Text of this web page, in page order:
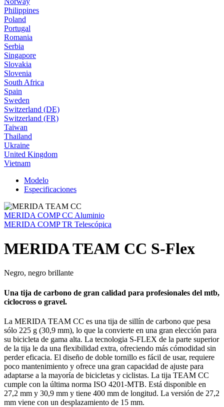
Philippines
Poland
Portugal
Romania
Serbia
Singapore
Slovakia
Slovenia
South Africa
Spain
Sweden
Switzerland (DE)
Switzerland (FR)
Taiwan
Thailand
Ukraine
United Kingdom
Vietnam
Modelo
Especificaciones
MERIDA COMP CC Aluminio
MERIDA COMP TR Telescópica
MERIDA TEAM CC S-Flex
Negro, negro brillante
Una tija de carbono de gran calidad para profesionales del mtb,
ciclocross o gravel.
La MERIDA TEAM CC es una tija de sillín de carbono que pesa
sólo 225 g (30,9 mm), lo que la convierte en una gran elección para
su bicicleta de gama alta. La tecnologia S-FLEX de la parte superior
de la tija le da una flexibilidad extra, ofreciendo más cómodidad sin
perder eficacia. El diseño de doble tornillo es fácil de usar, requiere
poco mantenimiento y ofrece una gran capacidad de ajuste para
adaptarse a la mayoría de bicicletas y ciclistas. La tija TEAM CC
cumple con la última norma ISO 4201-MTB. Está disponible en
27,2 mm y 30,9 mm y tiene 400 mm de longitud. La versión de 27,2
mm viene con un desplazamiento de 15 mm.